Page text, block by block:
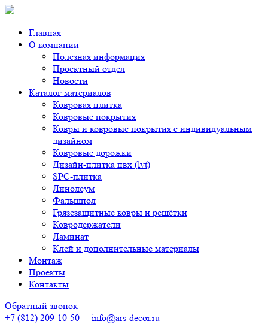
Главная
О компании
Полезная информация
Проектный отдел
Новости
Каталог материалов
Ковровая плитка
Ковровые покрытия
Ковры и ковровые покрытия с индивидуальным
дизайном
Ковровые дорожки
Дизайн-плитка пвх (lvt)
SPC-плитка
Линолеум
Фальшпол
Грязезащитные ковры и решётки
Ковродержатели
Ламинат
Клей и дополнительные материалы
Монтаж
Проекты
Контакты
Обратный звонок
+7 (812) 209-10-50
info@ars-decor.ru